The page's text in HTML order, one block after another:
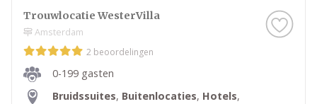
Trouwlocatie WesterVilla
Amsterdam
2 beoordelingen
0-199 gasten
Bruidssuites, Buitenlocaties, Hotels,